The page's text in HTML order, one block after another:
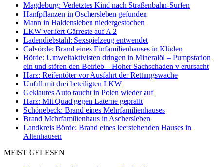
Magdeburg: Verletztes Kind nach Straßenbahn-Surfen
Hanfpflanzen in Oschersleben gefunden
Mann in Haldensleben niedergestochen
LKW verliert Gärreste auf A 2
Ladendiebstahl: Sexspielzeug entwendet
Calvörde: Brand eines Einfamilienhauses in Klüden
Börde: Umweltaktivisten dringen in Mineralöl – Pumpstation
ein und stören den Betrieb – Hoher Sachschaden v erursacht
Harz: Reifentöter vor Ausfahrt der Rettungswache
Unfall mit drei beteiligten LKW
Geklautes Auto taucht in Polen wieder auf
Harz: Mit Quad gegen Laterne geprallt
Schönebeck: Brand eines Mehrfamilienhauses
Brand Mehrfamilienhaus in Aschersleben
Landkreis Börde: Brand eines leerstehenden Hauses in
Altenhausen
MEIST GELESEN